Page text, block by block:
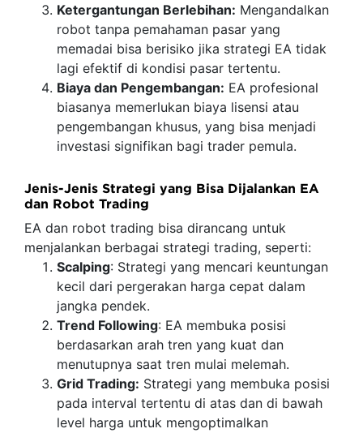
Ketergantungan Berlebihan: Mengandalkan
robot tanpa pemahaman pasar yang
memadai bisa berisiko jika strategi EA tidak
lagi efektif di kondisi pasar tertentu.
Biaya dan Pengembangan: EA profesional
biasanya memerlukan biaya lisensi atau
pengembangan khusus, yang bisa menjadi
investasi signifikan bagi trader pemula.
Jenis-Jenis Strategi yang Bisa Dijalankan EA
dan Robot Trading
EA dan robot trading bisa dirancang untuk
menjalankan berbagai strategi trading, seperti:
Scalping: Strategi yang mencari keuntungan
kecil dari pergerakan harga cepat dalam
jangka pendek.
Trend Following: EA membuka posisi
berdasarkan arah tren yang kuat dan
menutupnya saat tren mulai melemah.
Grid Trading: Strategi yang membuka posisi
pada interval tertentu di atas dan di bawah
level harga untuk mengoptimalkan